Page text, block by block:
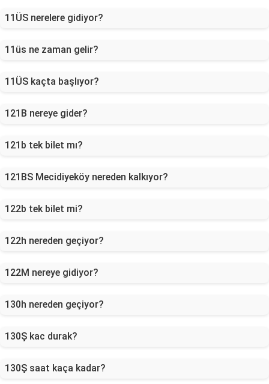
11ÜS nerelere gidiyor?
11üs ne zaman gelir?
11ÜS kaçta başlıyor?
121B nereye gider?
121b tek bilet mı?
121BS Mecidiyeköy nereden kalkıyor?
122b tek bilet mi?
122h nereden geçiyor?
122M nereye gidiyor?
130h nereden geçiyor?
130Ş kac durak?
130Ş saat kaça kadar?